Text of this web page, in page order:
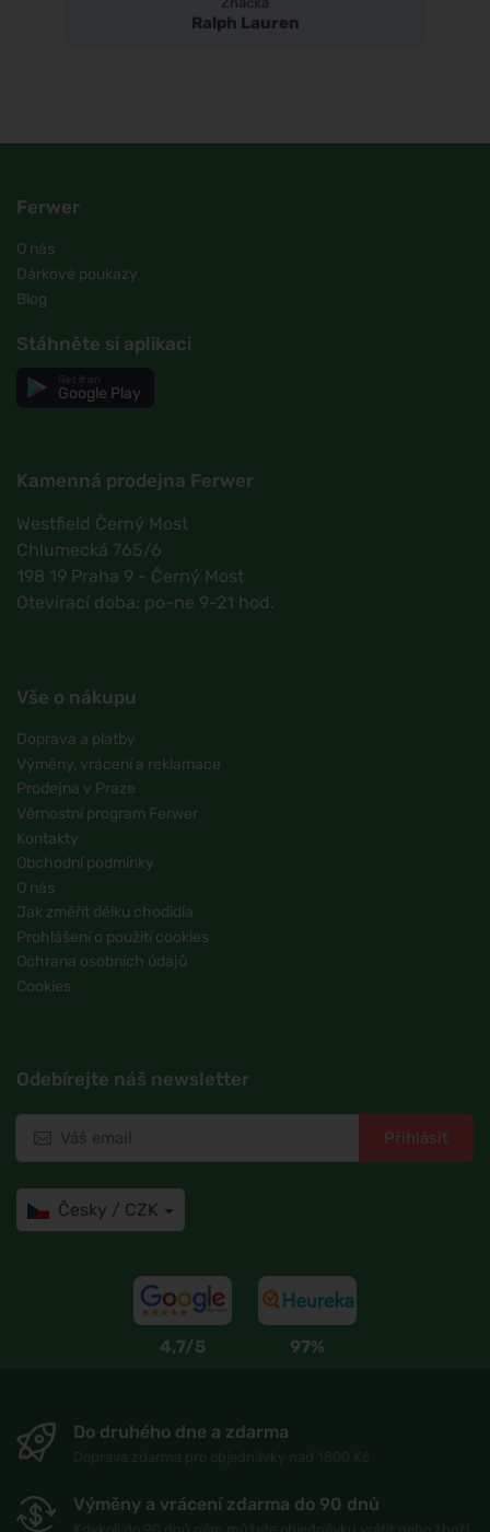
Ralph Lauren
Ferwer
O nás
Dárkové poukazy
Blog
Stáhněte si aplikaci
Google Play
Kamenná prodejna Ferwer
Westfield Černý Most
Chlumecká 765/6
198 19 Praha 9 - Černý Most
Otevírací doba: po-ne 9-21 hod.
Vše o nákupu
Doprava a platby
Výměny, vrácení a reklamace
Prodejna v Praze
Věrnostní program Ferwer
Kontakty
Obchodní podmínky
O nás
Jak změřit délku chodidla
Prohlášení o použití cookies
Ochrana osobních údajů
Cookies
Odebírejte náš newsletter
Přihlásit
Česky / CZK
4,7/5 97%
Do druhého dne a zdarma
Výměny a vrácení zdarma do 90 dnů